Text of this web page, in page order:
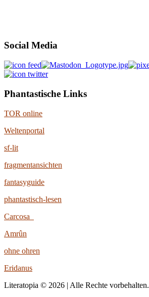
Social Media
Phantastische Links
TOR online
Weltenportal
sf-lit
fragmentansichten
fantasyguide
phantastisch-lesen
Carcosa
Amrûn
ohne ohren
Eridanus
Literatopia © 2026 | Alle Rechte vorbehalten.